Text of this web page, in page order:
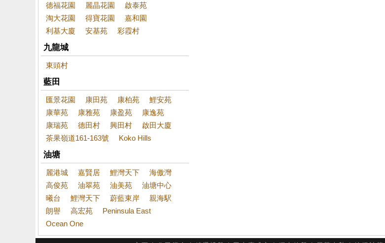
德福花園 麗晶花園
啟泰苑
淘大花園
得寶花園
嘉和園
利基大廈
安基苑 彩霞村
九龍城
東頭村
藍田
匯景花園 康田苑 康柏苑
鯉安苑
康華苑
康雅苑 康盈苑
康逸苑
康瑞苑
德田村 興田村
啟田大廈
茶果嶺道161-163號
Koko Hills
油塘
麗港城 嘉賢居 鯉灣天下
海傲灣
高俊苑
油翠苑 油美苑
油塘中心
曦台
鯉灣天下 蔚藍東岸
親海駅
朗譽
高宏苑
Peninsula East
Ocean One